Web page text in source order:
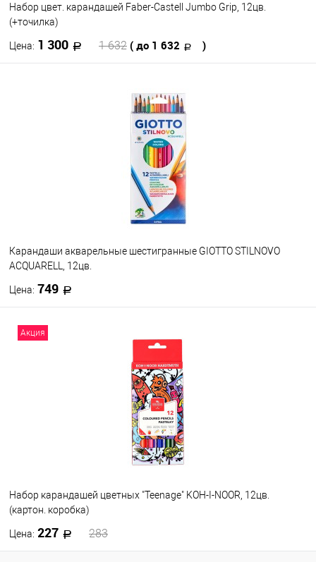
Набор цвет. карандашей Faber-Castell Jumbo Grip, 12цв.
(+точилка)
Цена: 1 300 1 632 ( до 1 632 )
Карандаши акварельные шестигранные GIOTTO STILNOVO
ACQUARELL, 12цв.
Цена: 749
Акция
Набор карандашей цветных "Teenage" KOH-I-NOOR, 12цв.
(картон. коробка)
Цена: 227 283